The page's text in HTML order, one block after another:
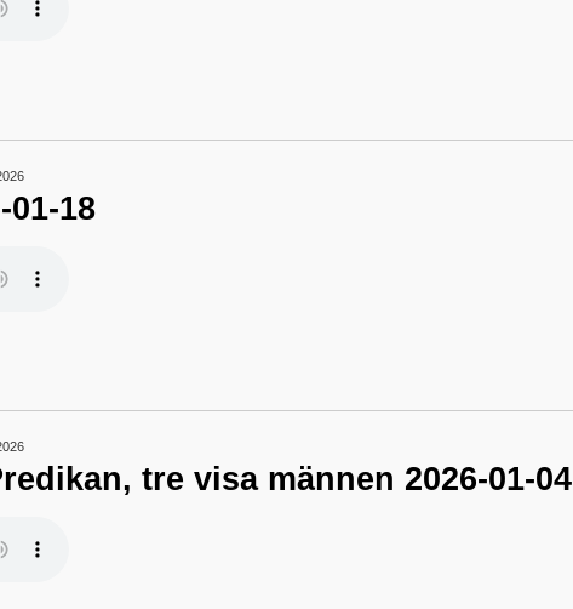
01-18
tre visa männen 2026-01-04